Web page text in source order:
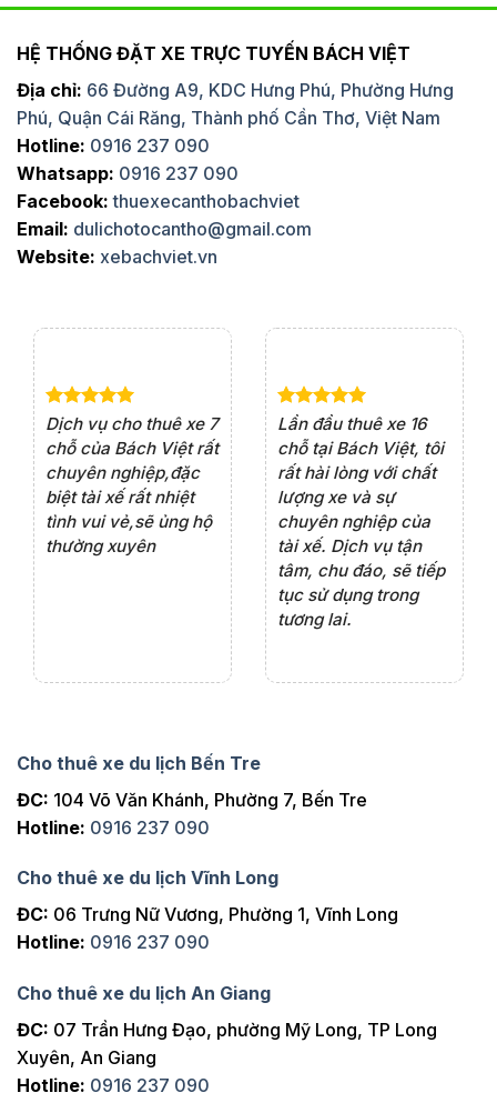
HỆ THỐNG ĐẶT XE TRỰC TUYẾN BÁCH VIỆT
Địa chỉ: 66 Đường A9, KDC Hưng Phú, Phường Hưng
Phú, Quận Cái Răng, Thành phố Cần Thơ, Việt Nam
Hotline: 0916 237 090
Whatsapp: 0916 237 090
Facebook: thuexecanthobachviet
Email: dulichotocantho@gmail.com
Website: xebachviet.vn
Dịch vụ cho thuê xe 7
chỗ của Bách Việt rất
chuyên nghiệp,đặc
biệt tài xế rất nhiệt
tình vui vẻ,sẽ ủng hộ
thường xuyên
Lần đầu thuê xe 16
chỗ tại Bách Việt, tôi
rất hài lòng với chất
lượng xe và sự
chuyên nghiệp của
tài xế. Dịch vụ tận
tâm, chu đáo, sẽ tiếp
tục sử dụng trong
tương lai.
Cho thuê xe du lịch Bến Tre
ĐC: 104 Võ Văn Khánh, Phường 7, Bến Tre
Hotline: 0916 237 090
Cho thuê xe du lịch Vĩnh Long
ĐC: 06 Trưng Nữ Vương, Phường 1, Vĩnh Long
Hotline: 0916 237 090
Cho thuê xe du lịch An Giang
ĐC: 07 Trần Hưng Đạo, phường Mỹ Long, TP Long
Xuyên, An Giang
Hotline: 0916 237 090